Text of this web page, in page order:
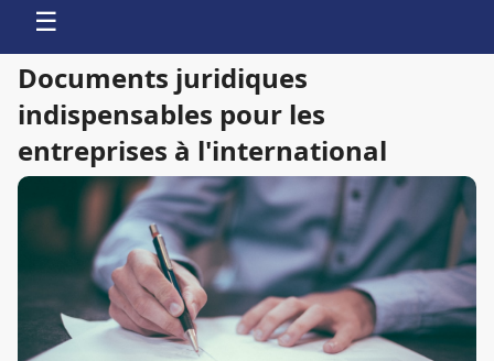
☰
Documents juridiques
indispensables pour les
entreprises à l'international